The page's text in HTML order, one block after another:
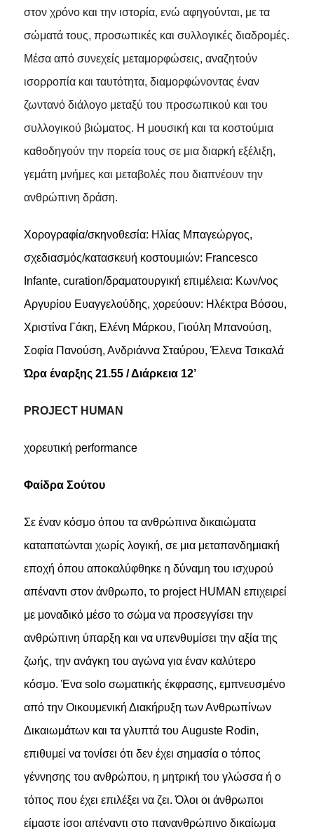
στον χρόνο και την ιστορία, ενώ αφηγούνται, με τα
σώματά τους, προσωπικές και συλλογικές διαδρομές.
Μέσα από συνεχείς μεταμορφώσεις, αναζητούν
ισορροπία και ταυτότητα, διαμορφώνοντας έναν
ζωντανό διάλογο μεταξύ του προσωπικού και του
συλλογικού βιώματος. Η μουσική και τα κοστούμια
καθοδηγούν την πορεία τους σε μια διαρκή εξέλιξη,
γεμάτη μνήμες και μεταβολές που διαπνέουν την
ανθρώπινη δράση.
Χορογραφία/σκηνοθεσία: Ηλίας Μπαγεώργος,
σχεδιασμός/κατασκευή κοστουμιών: Francesco
Infante, curation/δραματουργική επιμέλεια: Κων/νος
Αργυρίου Ευαγγελούδης, χορεύουν: Ηλέκτρα Βόσου,
Χριστίνα Γάκη, Ελένη Μάρκου, Γιούλη Μπανούση,
Σοφία Πανούση, Ανδριάννα Σταύρου, Έλενα Τσικαλά
Ώρα έναρξης 21.55 / Διάρκεια 12’
PROJECT HUMAN
χορευτική performance
Φαίδρα Σούτου
Σε έναν κόσμο όπου τα ανθρώπινα δικαιώματα
καταπατώνται χωρίς λογική, σε μια μεταπανδημιακή
εποχή όπου αποκαλύφθηκε η δύναμη του ισχυρού
απέναντι στον άνθρωπο, το project HUMAN επιχειρεί
με μοναδικό μέσο το σώμα να προσεγγίσει την
ανθρώπινη ύπαρξη και να υπενθυμίσει την αξία της
ζωής, την ανάγκη του αγώνα για έναν καλύτερο
κόσμο. Ένα solo σωματικής έκφρασης, εμπνευσμένο
από την Οικουμενική Διακήρυξη των Ανθρωπίνων
Δικαιωμάτων και τα γλυπτά του Auguste Rodin,
επιθυμεί να τονίσει ότι δεν έχει σημασία ο τόπος
γέννησης του ανθρώπου, η μητρική του γλώσσα ή ο
τόπος που έχει επιλέξει να ζει. Όλοι οι άνθρωποι
είμαστε ίσοι απέναντι στο πανανθρώπινο δικαίωμα